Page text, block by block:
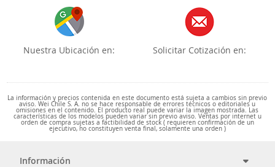
Nuestra Ubicación en: Solicitar Cotización en:
La información y precios contenida en este documento está sujeta a cambios sin previo
aviso. Wei Chile S. A. no se hace responsable de errores técnicos o editoriales u
omisiones en el contenido. El producto real puede variar la imagen mostrada. Las
características de los modelos pueden variar sin previo aviso. Ventas por internet u
orden de compra sujetas a factibilidad de stock ( requieren confirmación de un
ejecutivo, no constituyen venta final, solamente una orden )
Información